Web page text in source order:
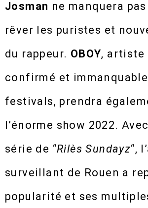
Josman ne manquera
rêver les puristes et
du rappeur. OBOY, artiste
confirmé et
festivals, prendra
l’énorme show 2022.
série de “Rilès Sundayz“,
surveillant de Rouen a
popularité et ses